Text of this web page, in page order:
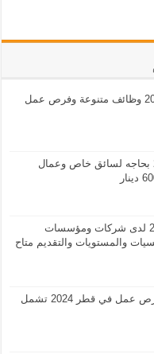
وظائف في السعودية 2024 وظائف متنوعة وفرص عمل
وظائف في الكويت 2024 بحاجه لسائق خاص وعمال
وظائف في الامارات 2024 لدى شركات ومؤسسات
والمستويات والتقديم متاح
وظائف في قطر 2024 فرص عمل في قطر 2024 تشمل